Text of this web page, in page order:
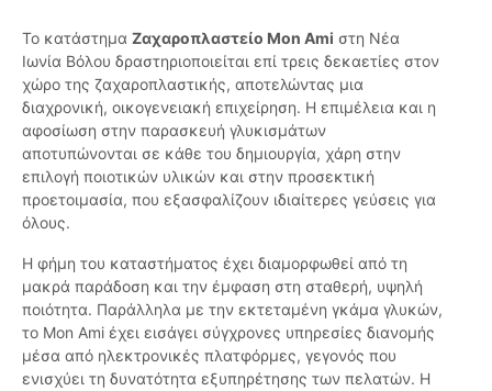
Το κατάστημα Ζαχαροπλαστείο Mon Ami στη Νέα
Ιωνία Βόλου δραστηριοποιείται επί τρεις δεκαετίες στον
χώρο της ζαχαροπλαστικής, αποτελώντας μια
διαχρονική, οικογενειακή επιχείρηση. Η επιμέλεια και η
αφοσίωση στην παρασκευή γλυκισμάτων
αποτυπώνονται σε κάθε του δημιουργία, χάρη στην
επιλογή ποιοτικών υλικών και στην προσεκτική
προετοιμασία, που εξασφαλίζουν ιδιαίτερες γεύσεις για
όλους.
Η φήμη του καταστήματος έχει διαμορφωθεί από τη
μακρά παράδοση και την έμφαση στη σταθερή, υψηλή
ποιότητα. Παράλληλα με την εκτεταμένη γκάμα γλυκών,
το Mon Ami έχει εισάγει σύγχρονες υπηρεσίες διανομής
μέσα από ηλεκτρονικές πλατφόρμες, γεγονός που
ενισχύει τη δυνατότητα εξυπηρέτησης των πελατών. Η